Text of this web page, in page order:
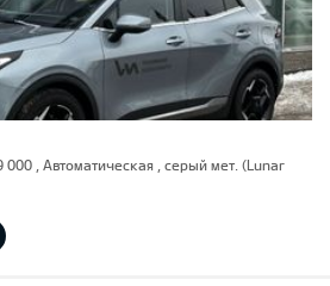
000 , Автоматическая , серый мет. (Lunar